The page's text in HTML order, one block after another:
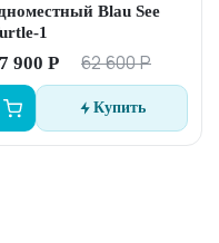
Blau See
1
900 Р 62 600 Р
Купить